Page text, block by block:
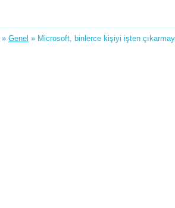
» Genel » Microsoft, binlerce kişiyi işten